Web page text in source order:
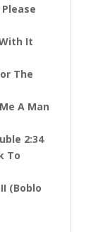
It
The
A Man
2:34
To
(Boblo